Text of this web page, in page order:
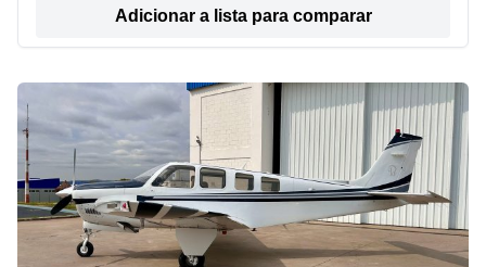
Adicionar a lista para comparar